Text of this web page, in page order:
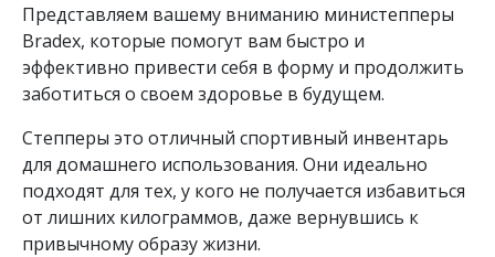
Представляем вашему вниманию министепперы
Bradex, которые помогут вам быстро и
эффективно привести себя в форму и продолжить
заботиться о своем здоровье в будущем.
Степперы это отличный спортивный инвентарь
для домашнего использования. Они идеально
подходят для тех, у кого не получается избавиться
от лишних килограммов, даже вернувшись к
привычному образу жизни.